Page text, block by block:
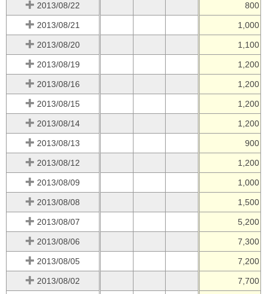
2013/08/22 800
2013/08/21 1,000
2013/08/20 1,100
2013/08/19 1,200
2013/08/16 1,200
2013/08/15 1,200
2013/08/14 1,200
2013/08/13 900
2013/08/12 1,200
2013/08/09 1,000
2013/08/08 1,500
2013/08/07 5,200
2013/08/06 7,300
2013/08/05 7,200
2013/08/02 7,700